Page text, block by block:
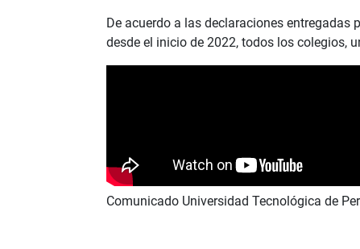
De acuerdo a las declaraciones
desde el inicio de 2022, todos los colegios,
Comunicado Universidad Tecnológica de